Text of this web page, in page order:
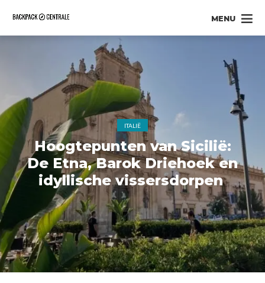
MENU
ITALIË
Hoogtepunten van Sicilië:
De Etna, Barok Driehoek en
idyllische vissersdorpen